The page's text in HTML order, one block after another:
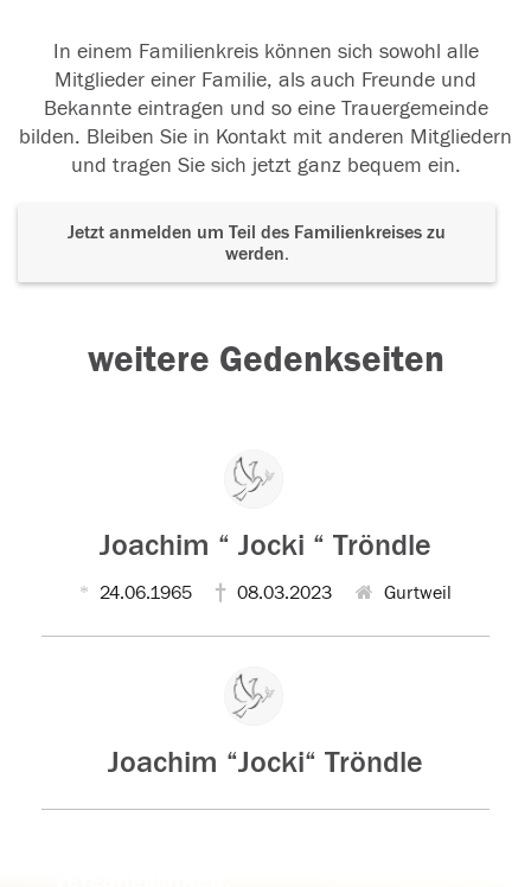
In einem Familienkreis können sich sowohl alle
Mitglieder einer Familie, als auch Freunde und
Bekannte eintragen und so eine Trauergemeinde
bilden. Bleiben Sie in Kontakt mit anderen Mitgliedern
und tragen Sie sich jetzt ganz bequem ein.
Jetzt anmelden um Teil des Familienkreises zu
werden.
weitere Gedenkseiten
Joachim “ Jocki “ Tröndle
24.06.1965 08.03.2023 Gurtweil
Joachim “Jocki“ Tröndle